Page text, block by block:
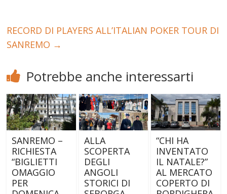
RECORD DI PLAYERS ALL’ITALIAN POKER TOUR DI
SANREMO →
Potrebbe anche interessarti
SANREMO –
RICHIESTA
“BIGLIETTI
OMAGGIO
PER
ALLA
SCOPERTA
DEGLI
ANGOLI
STORICI DI
“CHI HA
INVENTATO
IL NATALE?”
AL MERCATO
COPERTO DI